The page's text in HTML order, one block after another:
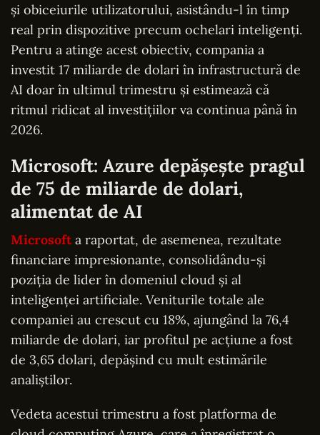
și obiceiurile utilizatorului, asistându-l în timp
real prin dispozitive precum ochelari inteligenți.
Pentru a atinge acest obiectiv, compania a
investit 17 miliarde de dolari în infrastructură de
AI doar în ultimul trimestru și estimează că
ritmul ridicat al investițiilor va continua până în
2026.
Microsoft: Azure depășește pragul
de 75 de miliarde de dolari,
alimentat de AI
Microsofta raportat, de asemenea, rezultate
financiare impresionante, consolidându-și
poziția de lider în domeniul cloud și al
inteligenței artificiale. Veniturile totale ale
companiei au crescut cu 18%, ajungând la 76,4
miliarde de dolari, iar profitul pe acțiune a fost
de 3,65 dolari, depășind cu mult estimările
analiștilor.
Vedeta acestui trimestru a fost platforma de